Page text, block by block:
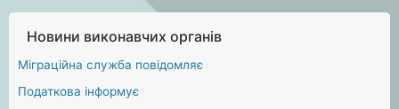
Новини виконавчих органів
Міграційна служба повідомляє
Податкова інформує